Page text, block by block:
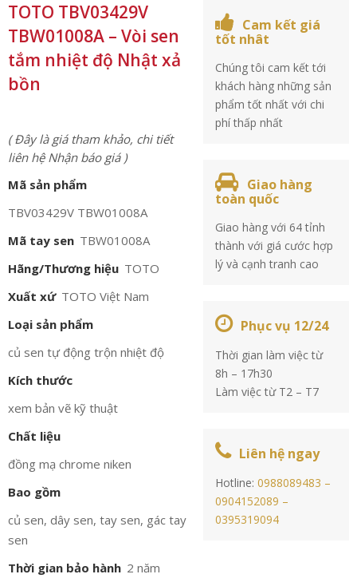
TOTO TBV03429V
TBW01008A – Vòi sen
tắm nhiệt độ Nhật xả
bồn
( Đây là giá tham khảo, chi tiết
liên hệ Nhận báo giá )
Mã sản phẩm
TBV03429V TBW01008A
Mã tay sen TBW01008A
Hãng/Thương hiệu TOTO
Xuất xứ TOTO Việt Nam
Loại sản phẩm
củ sen tự động trộn nhiệt độ
Kích thước
xem bản vẽ kỹ thuật
Chất liệu
đồng mạ chrome niken
Bao gồm
củ sen, dây sen, tay sen, gác tay
sen
Thời gian bảo hành 2 năm
Cam kết giá
tốt nhât
Chúng tôi cam kết tới
khách hàng những sản
phẩm tốt nhất với chi
phí thấp nhất
Giao hàng
toàn quốc
Giao hàng với 64 tỉnh
thành với giá cước hợp
lý và cạnh tranh cao
Phục vụ 12/24
Thời gian làm việc từ
8h – 17h30
Làm việc từ T2 – T7
Liên hệ ngay
Hotline:0988089483 –
0904152089 –
0395319094